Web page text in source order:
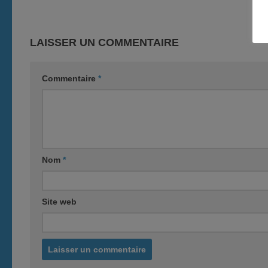
LAISSER UN COMMENTAIRE
Commentaire *
Nom *
Site web